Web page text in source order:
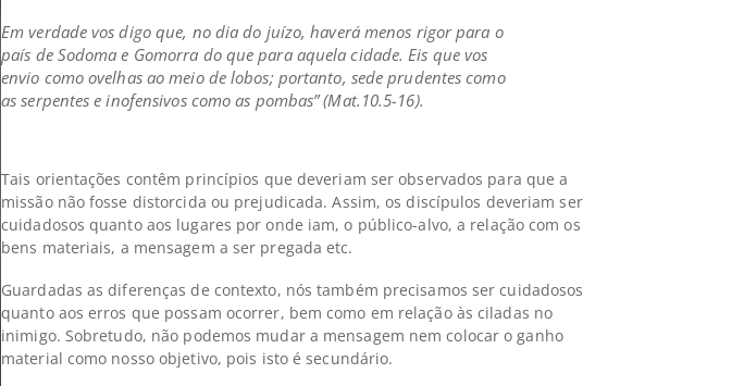
Em verdade vos digo que, no dia do juízo, haverá menos rigor para o
país de Sodoma e Gomorra do que para aquela cidade.Eis que vos
envio como ovelhas ao meio de lobos; portanto, sede prudentes como
as serpentes e inofensivos como as pombas” (Mat.10.5-16).
Tais orientações contêm princípios que deveriam ser observados para que a
missão não fosse distorcida ou prejudicada. Assim, os discípulos deveriam ser
cuidadosos quanto aos lugares por onde iam, o público-alvo, a relação com os
bens materiais, a mensagem a ser pregada etc.
Guardadas as diferenças de contexto, nós também precisamos ser cuidadosos
quanto aos erros que possam ocorrer, bem como em relação às ciladas no
inimigo. Sobretudo, não podemos mudar a mensagem nem colocar o ganho
material como nosso objetivo, pois isto é secundário.